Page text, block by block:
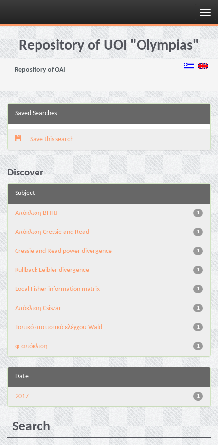
Skip
navigationRepository of UOI "Olympias"
Repository of OAI
Saved Searches
Save this search
Discover
Subject
1
Aπόκλιση BHHJ
1
Aπόκλιση Cressie and Read
1
Cressie and Read power divergence
1
Kullback-Leibler divergence
1
Local Fisher information matrix
1
Απόκλιση Csiszar
1
Τοπικό στατιστικό ελέγχου Wald
1
φ-απόκλιση
Date
1
2017
Search